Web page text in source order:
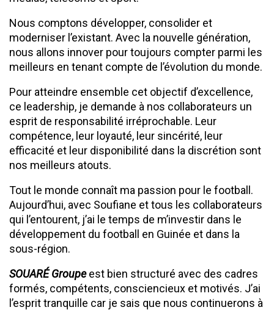
Nous comptons développer, consolider et
moderniser l’existant. Avec la nouvelle génération,
nous allons innover pour toujours compter parmi les
meilleurs en tenant compte de l’évolution du monde.
Pour atteindre ensemble cet objectif d’excellence,
ce leadership, je demande à nos collaborateurs un
esprit de responsabilité irréprochable. Leur
compétence, leur loyauté, leur sincérité, leur
efficacité et leur disponibilité dans la discrétion sont
nos meilleurs atouts.
Tout le monde connaît ma passion pour le football.
Aujourd’hui, avec Soufiane et tous les collaborateurs
qui l’entourent, j’ai le temps de m’investir dans le
développement du football en Guinée et dans la
sous-région.
SOUARÉ Groupe est bien structuré avec des cadres
formés, compétents, consciencieux et motivés. J’ai
l’esprit tranquille car je sais que nous continuerons à